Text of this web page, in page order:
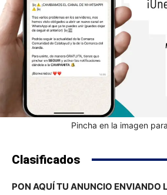
Pincha en la imagen
Clasificados
PON AQUÍ TU ANUNCIO ENVIANDO